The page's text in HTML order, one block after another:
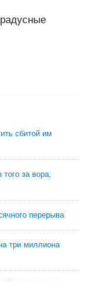
сбитой им
за вора,
перерыва
три миллиона